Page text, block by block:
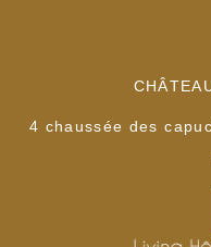
4 chaussée des